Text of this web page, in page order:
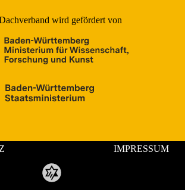
wird gefördert von
IMPRESSUM